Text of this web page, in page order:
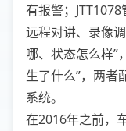
有报警；JTT1078
远程对讲、录像
哪、状态怎么样”
生了什么”，两者
系统。
在2016年之前，